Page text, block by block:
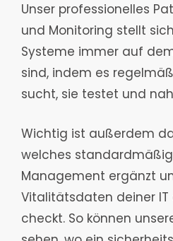
Unser professionelles
und Monitoring stellt
Systeme immer auf
sind, indem es
sucht, sie testet und
Wichtig ist außerdem
welches
Management ergänzt
Vitalitätsdaten deiner
checkt. So können